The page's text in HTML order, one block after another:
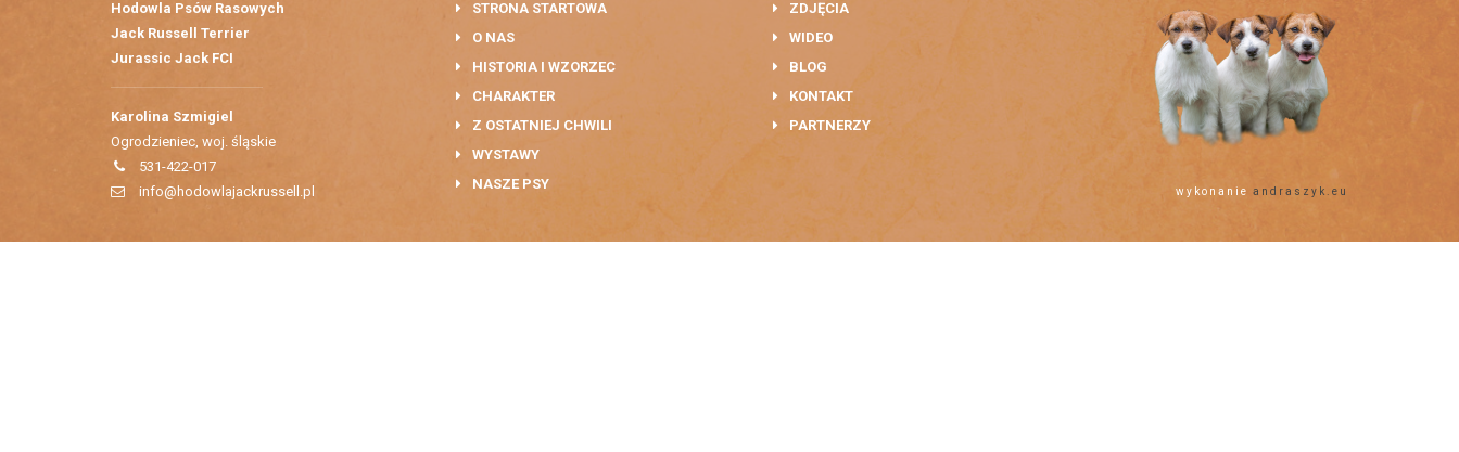
Hodowla Psów Rasowych
Jack Russell Terrier
Jurassic Jack FCI
Karolina Szmigiel
Ogrodzieniec, woj. śląskie
531-422-017
info@hodowlajackrussell.pl
STRONA STARTOWA
O NAS
HISTORIA I WZORZEC
CHARAKTER
Z OSTATNIEJ CHWILI
WYSTAWY
NASZE PSY
ZDJĘCIA
WIDEO
BLOG
KONTAKT
PARTNERZY
wykonanie andraszyk.eu